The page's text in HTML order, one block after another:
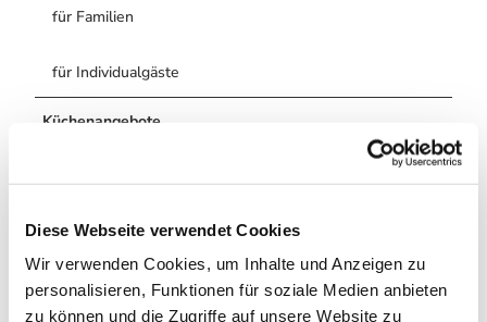
Diese Webseite verwendet Cookies
Wir verwenden Cookies, um Inhalte und Anzeigen zu
personalisieren, Funktionen für soziale Medien anbieten
zu können und die Zugriffe auf unsere Website zu
für Familien
für Individualgäste
Küchenangebote
Mittagstisch
Abendessen